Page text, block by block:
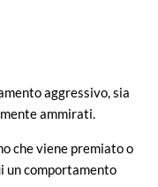
aggressivo, sia
ammirati.
che viene premiato o
un comportamento